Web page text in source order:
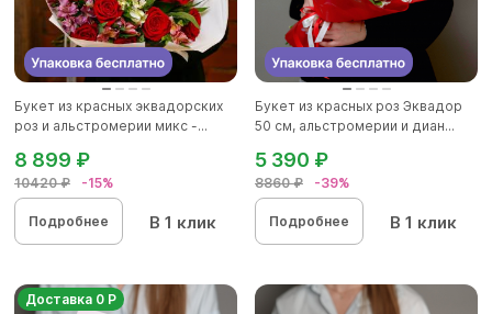
Букет из красных эквадорских
роз и альстромерии микс -...
10420 ₽ -15%
8 899 ₽
Подробнее В 1 клик
Букет из красных роз Эквадор
50 см, альстромерии и диан...
8860 ₽ -39%
5 390 ₽
Подробнее В 1 клик
Доставка 0 Р